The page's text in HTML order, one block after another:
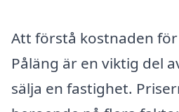
Att förstå kostnaden
Påläng är en viktig del
sälja en fastighet.